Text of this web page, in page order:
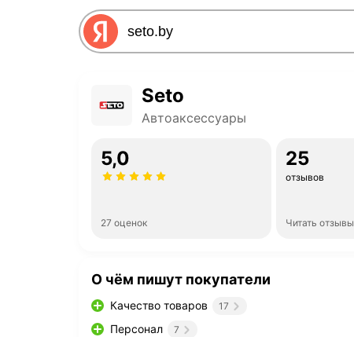
Seto
Автоаксессуары
5,0
27 оценок
25
отзывов
Читать отзывы
О чём пишут покупатели
Качество товаров 17
Персонал 7